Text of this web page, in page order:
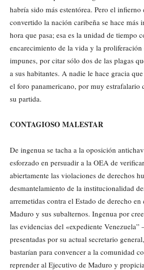
habría sido más estentórea. Pero el infierno
convertido la nación caribeña se hace más
hora que pasa; esa es la unidad de tiempo
encarecimiento de la vida y la
impunes, por citar sólo dos de las plagas
a sus habitantes. A nadie le hace gracia
el foro panamericano, por muy estrafalario
su partida.
CONTAGIOSO MALESTAR
De ingenua se tacha a la oposición
esforzado en persuadir a la OEA de
abiertamente las violaciones de derechos
desmantelamiento de la institucionalidad
arremetidas contra el Estado de derecho
Maduro y sus subalternos. Ingenua por
las evidencias del «expediente Venezuela”
presentadas por su actual secretario
bastarían para convencer a la comunidad
reprender al Ejecutivo de Maduro y